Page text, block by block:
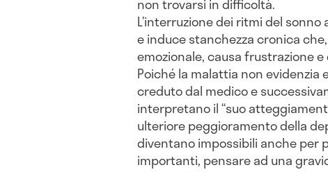
non trovarsi in difficoltà.
L’interruzione dei ritmi del
e induce stanchezza cronica
emozionale, causa frustrazione
Poiché la malattia non
creduto dal medico e
interpretano il “suo
ulteriore peggioramento della
diventano impossibili anche per
importanti, pensare ad una